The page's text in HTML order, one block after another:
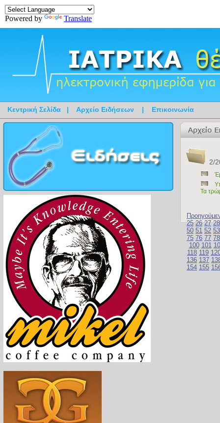
Powered by Translate
Κεντρική Σελίδα | Αρχείο Ειδήσεων | Επικοινωνία
2/
Τα
25 26 27 28
50 51 52 53
75 76 77 78
100 101
118 119
136 137
154 155